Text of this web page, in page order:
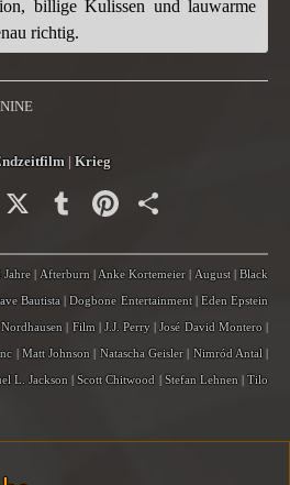
billige Kulissen und lauwarme
richtig.
Krieg
Facebook
X TumblrPinterest
Jahre | Afterburn|Anke Kortemeier | August|Black
Bautista |Dogbone Entertainment| Eden Epstein
| Film| J.J. Perry |José David Montero|
| Matt Johnson | Natascha Geisler | Nimród Antal|
L. Jackson |Scott Chitwood | Stefan Lehnen|Tilo